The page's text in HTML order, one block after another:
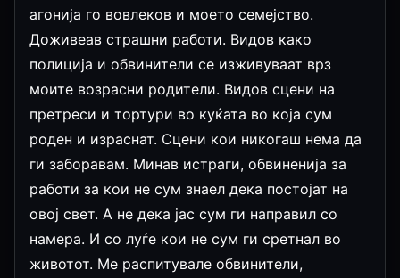
агонија го вовлеков и моето семејство.
Доживеав страшни работи. Видов како
полиција и обвинители се изживуваат врз
моите возрасни родители. Видов сцени на
претреси и тортури во куќата во која сум
роден и израснат. Сцени кои никогаш нема да
ги заборавам. Минав истраги, обвиненија за
работи за кои не сум знаел дека постојат на
овој свет. А не дека јас сум ги направил со
намера. И со луѓе кои не сум ги сретнал во
животот. Ме распитувале обвинители,